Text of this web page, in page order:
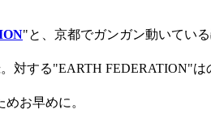
"と、京都でガンガン動いてい
対する"EARTH FEDERATION"は
お早めに。